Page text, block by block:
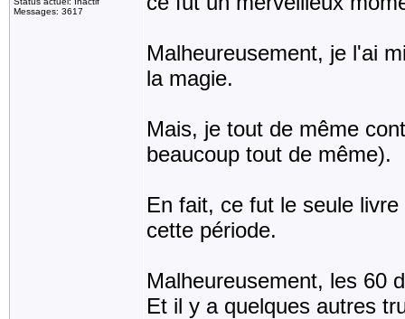
Messages: 3617
Malheureusement, je l'ai
la magie.
Mais, je tout de même
beaucoup tout de même).
En fait, ce fut le seule
cette période.
Malheureusement, les 60
Et il y a quelques autres